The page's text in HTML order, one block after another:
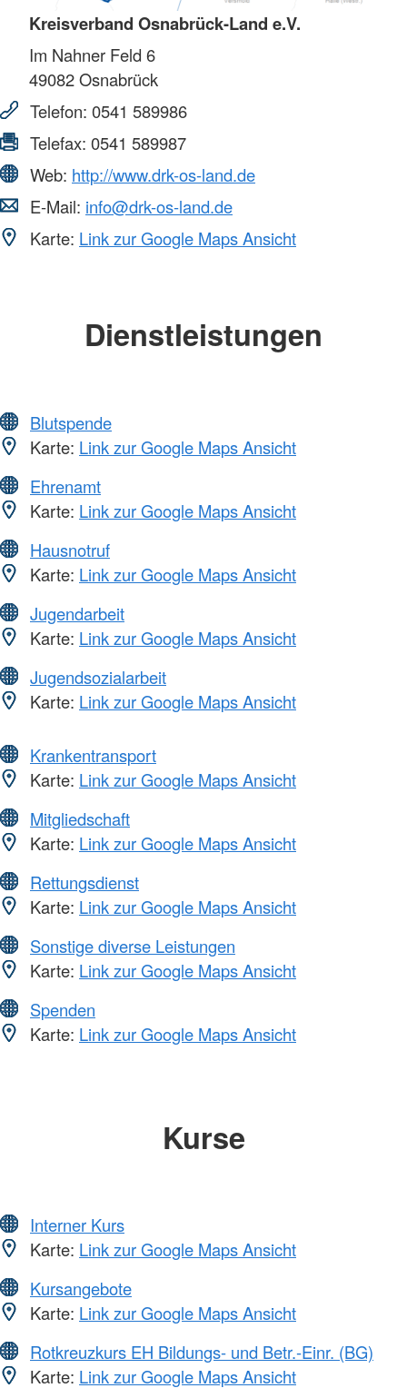
Kreisverband Osnabrück-Land e.V.
Im Nahner Feld 6
49082Osnabrück
Telefon: 0541 589986
Telefax: 0541 589987
Web: http://www.drk-os-land.de
E-Mail: info@drk-os-land.de
Karte: Link zur Google Maps Ansicht
Dienstleistungen
Blutspende
Karte: Link zur Google Maps Ansicht
Ehrenamt
Karte: Link zur Google Maps Ansicht
Hausnotruf
Karte: Link zur Google Maps Ansicht
Jugendarbeit
Karte: Link zur Google Maps Ansicht
Jugendsozialarbeit
Karte: Link zur Google Maps Ansicht
Krankentransport
Karte: Link zur Google Maps Ansicht
Mitgliedschaft
Karte: Link zur Google Maps Ansicht
Rettungsdienst
Karte: Link zur Google Maps Ansicht
Sonstige diverse Leistungen
Karte: Link zur Google Maps Ansicht
Spenden
Karte: Link zur Google Maps Ansicht
Kurse
Interner Kurs
Karte: Link zur Google Maps Ansicht
Kursangebote
Karte: Link zur Google Maps Ansicht
Rotkreuzkurs EH Bildungs- und Betr.-Einr. (BG)
Karte: Link zur Google Maps Ansicht